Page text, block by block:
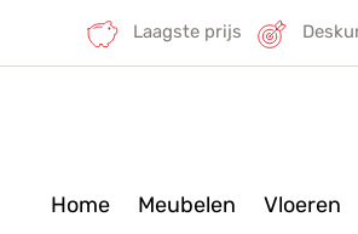
Laagste prijs
Home Meubelen Vloeren